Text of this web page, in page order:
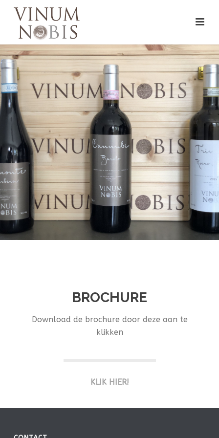
BROCHURE
Download de brochure door deze aan te
klikken
KLIK HIER!